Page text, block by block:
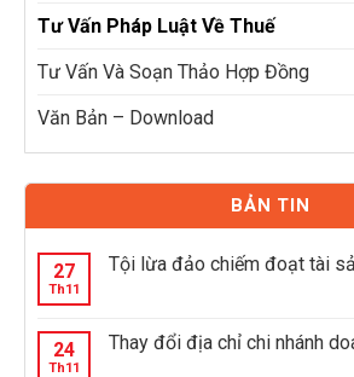
Tư Vấn Pháp Luật Về Thuế
Tư Vấn Và Soạn Thảo Hợp Đồng
Văn Bản – Download
BẢN TIN
27
Th11
Tội lừa đảo chiếm đoạt tài
24
Th11
Thay đổi địa chỉ chi nhánh